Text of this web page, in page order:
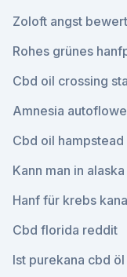
Zoloft angst
Rohes grünes
Cbd oil crossing
Amnesia
Cbd oil hampstead
Kann man in
Hanf für krebs
Cbd florida reddit
Ist purekana cbd